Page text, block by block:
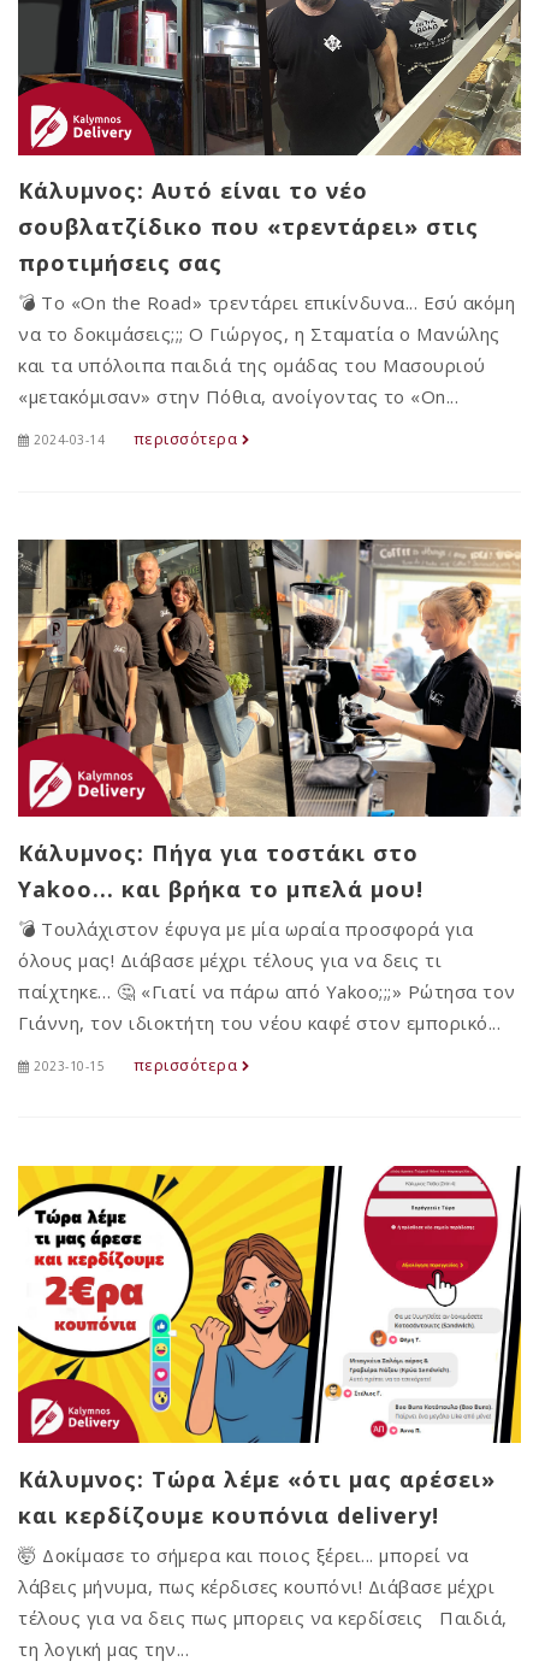
Κάλυμνος: Αυτό είναι το νέο
σουβλατζίδικο που «τρεντάρει» στις
προτιμήσεις σας
💣 Το «On the Road» τρεντάρει επικίνδυνα... Εσύ ακόμη
να το δοκιμάσεις;;; Ο Γιώργος, η Σταματία ο Μανώλης
και τα υπόλοιπα παιδιά της ομάδας του Μασουριού
«μετακόμισαν» στην Πόθια, ανοίγοντας το «On...
2024-03-14 περισσότερα
Κάλυμνος: Πήγα για τοστάκι στο
Yakoo... και βρήκα το μπελά μου!
💣 Τουλάχιστον έφυγα με μία ωραία προσφορά για
όλους μας! Διάβασε μέχρι τέλους για να δεις τι
παίχτηκε… 🤔 «Γιατί να πάρω από Yakoo;;;» Ρώτησα τον
Γιάννη, τον ιδιοκτήτη του νέου καφέ στον εμπορικό...
2023-10-15 περισσότερα
Κάλυμνος: Τώρα λέμε «ότι μας αρέσει»
και κερδίζουμε κουπόνια delivery!
🤯 Δοκίμασε το σήμερα και ποιος ξέρει... μπορεί να
λάβεις μήνυμα, πως κέρδισες κουπόνι! Διάβασε μέχρι
τέλους για να δεις πως μπορεις να κερδίσεις Παιδιά,
τη λογική μας την...